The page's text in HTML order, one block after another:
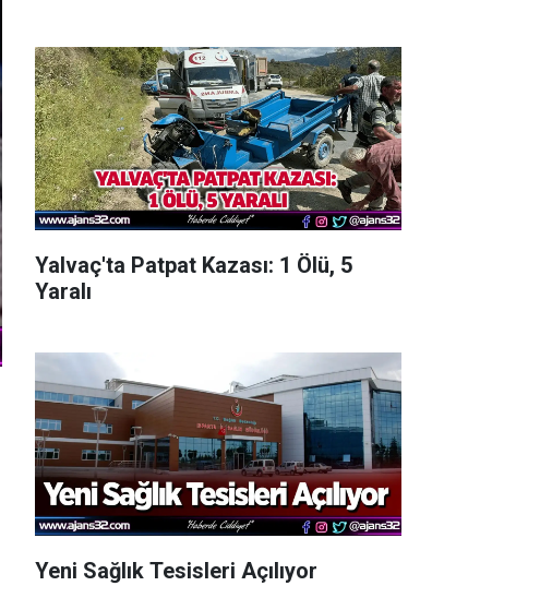
Yalvaç'ta Patpat Kazası: 1 Ölü, 5
Yaralı
Yeni Sağlık Tesisleri Açılıyor